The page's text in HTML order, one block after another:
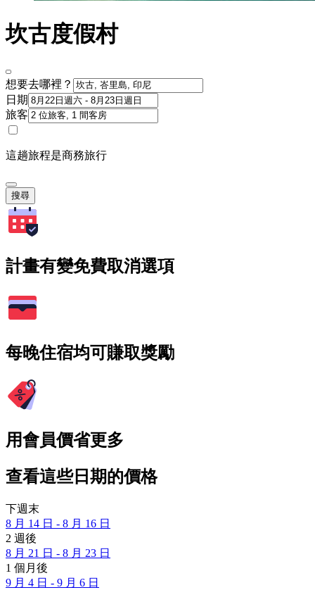
坎古度假村
想要去哪裡？
日期
旅客
這趟旅程是商務旅行
搜尋
計畫有變免費取消選項
每晚住宿均可賺取獎勵
用會員價省更多
查看這些日期的價格
下週末
8 月 14 日 - 8 月 16 日
2 週後
8 月 21 日 - 8 月 23 日
1 個月後
9 月 4 日 - 9 月 6 日